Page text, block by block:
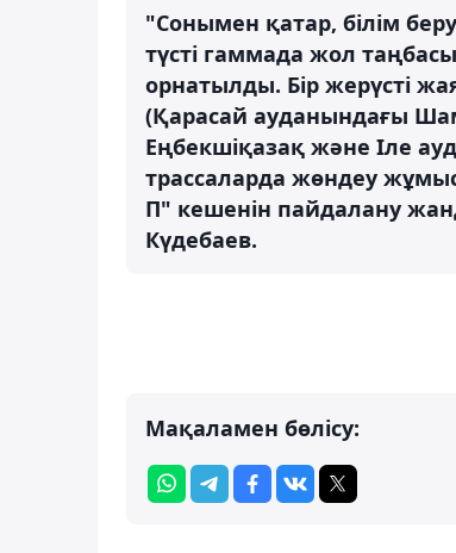
"Сонымен қатар, білім
түсті гаммада жол
орнатылды. Бір жерүсті
(Қарасай ауданындағы
Еңбекшіқазақ және Іле
трассаларда жөндеу
П" кешенін пайдалану
Күдебаев.
Мақаламен бөлісу: